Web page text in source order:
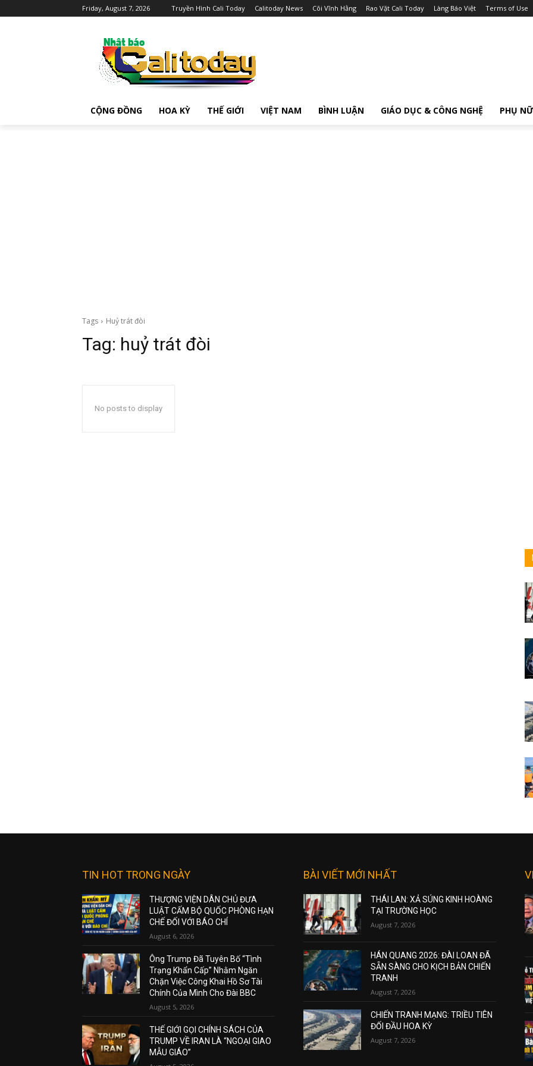
Friday, August 7, 2026 Truyền Hình Cali Today Calitoday News Cõi Vĩnh Hằng Rao Vặt Cali Today Làng Báo Việt Terms of Use
CỘNG ĐỒNG HOA KỲ THẾ GIỚI VIỆT NAM BÌNH LUẬN GIÁO DỤC & CÔNG NGHỆ PHỤ NỮ
Tags Huỷ trát đòi
Tag: huỷ trát đòi
No posts to display
TIN HOT TRONG NGÀY
THƯỢNG VIỆN DÂN CHỦ ĐƯA
LUẬT CẤM BỘ QUỐC PHÒNG HẠN
CHẾ ĐỐI VỚI BÁO CHÍ
August 6, 2026
Ông Trump Đã Tuyên Bố “Tình
Trạng Khẩn Cấp” Nhằm Ngăn
Chặn Việc Công Khai Hồ Sơ Tài
Chính Của Mình Cho Đài BBC
August 5, 2026
THẾ GIỚI GỌI CHÍNH SÁCH CỦA
TRUMP VỀ IRAN LÀ “NGOẠI GIAO
MẪU GIÁO”
BÀI VIẾT MỚI NHẤT
THÁI LAN: XẢ SÚNG KINH HOÀNG
TẠI TRƯỜNG HỌC
August 7, 2026
HÁN QUANG 2026: ĐÀI LOAN ĐÃ
SẴN SÀNG CHO KỊCH BẢN CHIẾN
TRANH
August 7, 2026
CHIẾN TRANH MẠNG: TRIỀU TIÊN
ĐỐI ĐẦU HOA KỲ
August 7, 2026